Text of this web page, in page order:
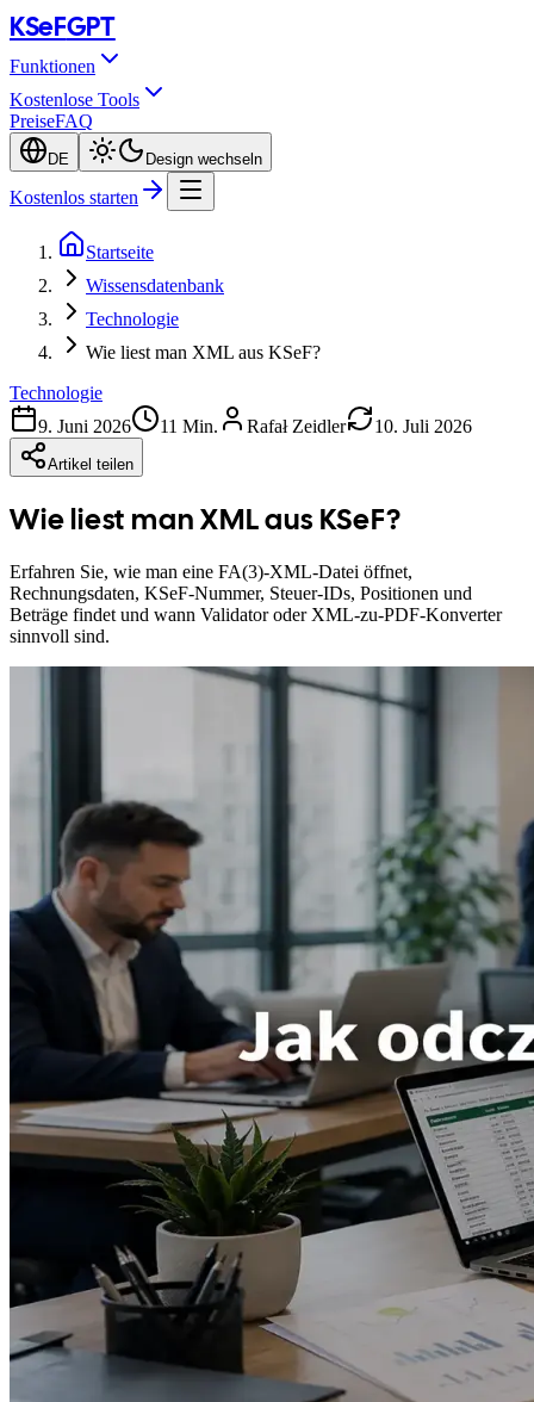
KSeFGPT
Funktionen
Kostenlose Tools
PreiseFAQ
DE Design wechseln
Kostenlos starten
Startseite
Wissensdatenbank
Technologie
Wie liest man XML aus KSeF?
Technologie
9. Juni 2026
11 Min. Rafał Zeidler 10. Juli 2026
Artikel teilen
Wie liest man XML aus KSeF?
Erfahren Sie, wie man eine FA(3)-XML-Datei öffnet,
Rechnungsdaten, KSeF-Nummer, Steuer-IDs, Positionen und
Beträge findet und wann Validator oder XML-zu-PDF-Konverter
sinnvoll sind.